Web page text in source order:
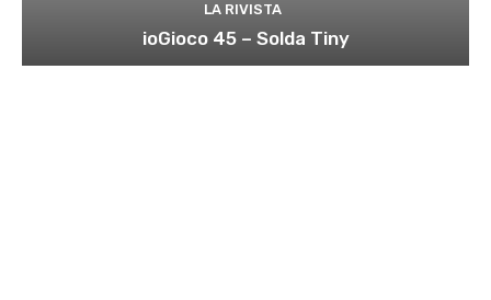
LA RIVISTA
ioGioco 45 – Solda Tiny